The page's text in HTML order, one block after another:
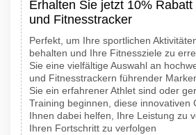
Erhalten Sie jetzt 10%
und Fitnesstracker
Perfekt, um Ihre sportlichen
behalten und Ihre Fitnessziele zu
Sie eine vielfältige Auswahl an
und Fitnesstrackern führender
Sie ein erfahrener Athlet sind oder
Training beginnen, diese innovativen
Ihnen dabei helfen, Ihre Leistung zu
Ihren Fortschritt zu verfolgen